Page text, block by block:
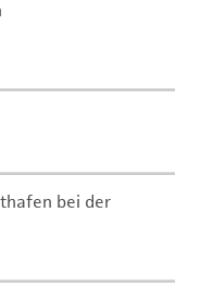
bei der